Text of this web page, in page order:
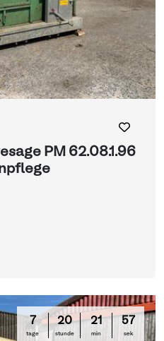
PM 62.08.1.96
7
tage
20
stunde
21
min
57
sek